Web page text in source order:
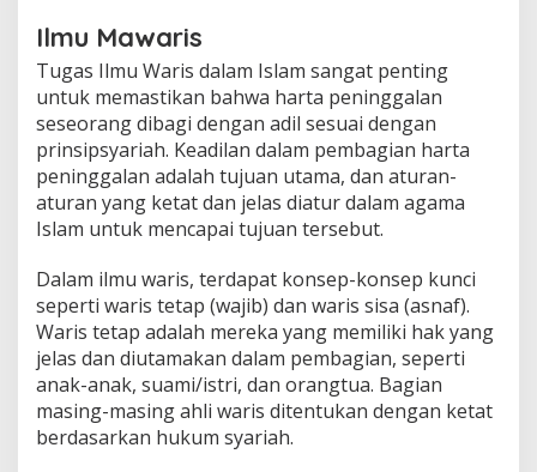
Ilmu Mawaris
Tugas Ilmu Waris dalam Islam sangat penting
untuk memastikan bahwa harta peninggalan
seseorang dibagi dengan adil sesuai dengan
prinsipsyariah. Keadilan dalam pembagian harta
peninggalan adalah tujuan utama, dan aturan-
aturan yang ketat dan jelas diatur dalam agama
Islam untuk mencapai tujuan tersebut.
Dalam ilmu waris, terdapat konsep-konsep kunci
seperti waris tetap (wajib) dan waris sisa (asnaf).
Waris tetap adalah mereka yang memiliki hak yang
jelas dan diutamakan dalam pembagian, seperti
anak-anak, suami/istri, dan orangtua. Bagian
masing-masing ahli waris ditentukan dengan ketat
berdasarkan hukum syariah.